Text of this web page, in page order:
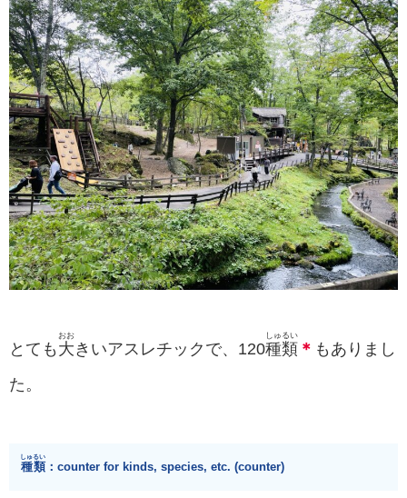
とても 大
おお
きいアスレチックで、120種類
しゅるい
＊ もありまし
た。
種類
しゅるい
：counter for kinds, species, etc. (counter)